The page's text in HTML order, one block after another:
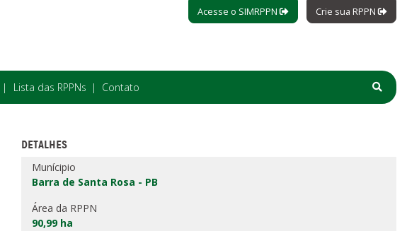
Acesse o SIMRPPN Crie sua RPPN
Lista das RPPNs Contato
DETALHES
Munícipio
Barra de Santa Rosa - PB
Área da RPPN
90,99 ha